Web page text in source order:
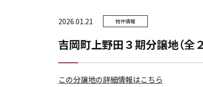
2026.01.21 物件情報
吉岡町上野田３期分譲地（全
この分譲地の詳細情報はこちら